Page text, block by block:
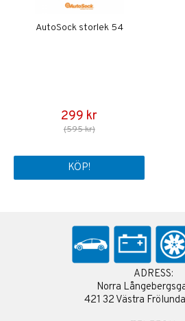
AutoSock storlek 54
299 kr
(595 kr)
KÖP!
ADRESS:
Norra
421 32 Västra